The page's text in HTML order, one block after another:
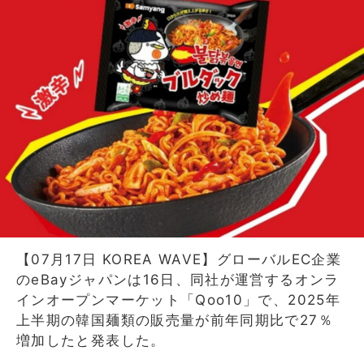
【07月17日 KOREA WAVE】グローバルEC企業
のeBayジャパンは16日、同社が運営するオンラ
インオープンマーケット「Qoo10」で、2025年
上半期の韓国麺類の販売量が前年同期比で27％
増加したと発表した。